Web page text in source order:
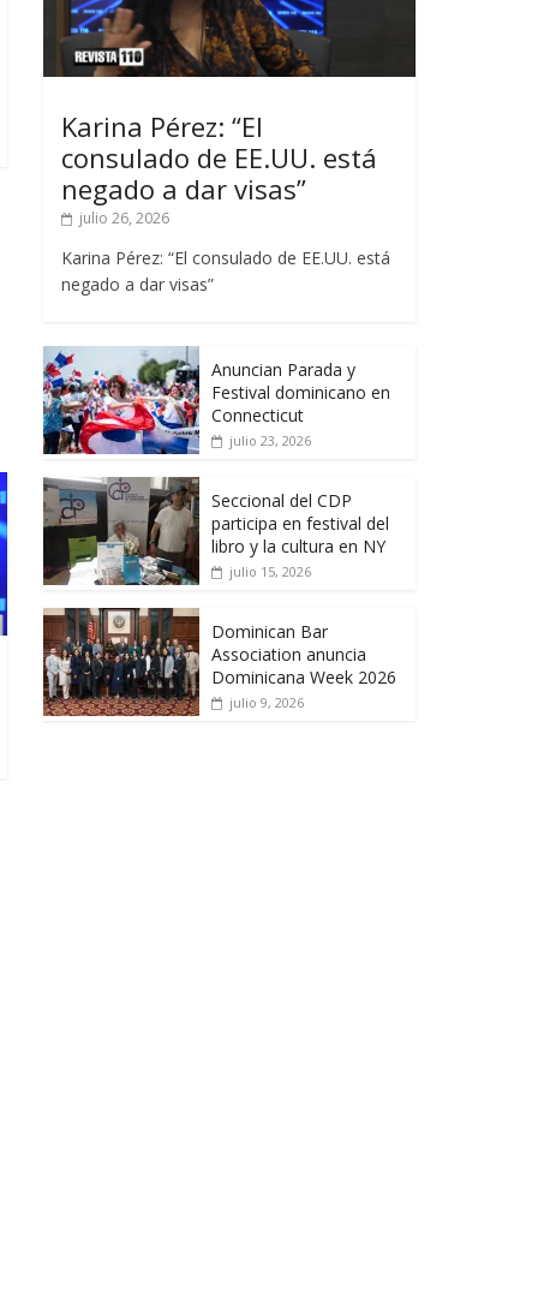
Karina Pérez: “El
consulado de EE.UU. está
negado a dar visas”
julio 26, 2026
Karina Pérez: “El consulado de EE.UU. está
negado a dar visas”
Anuncian Parada y
Festival dominicano en
Connecticut
julio 23, 2026
Seccional del CDP
participa en festival del
libro y la cultura en NY
julio 15, 2026
Dominican Bar
Association anuncia
Dominicana Week 2026
julio 9, 2026